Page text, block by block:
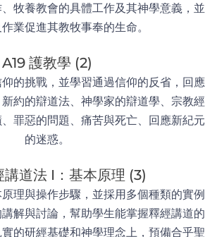
牧養教會的具體工作及其神學意義，並
業促進其教牧事奉的生命。
A19 護教學 (2)
的挑戰，並學習通過信仰的反省，回應
約的辯道法、神學家的辯道學、宗教經
罪惡的問題、痛苦與死亡、回應新紀元
的迷惑。
講道法 I：基本原理 (3)
理與操作步驟，並採用多個種類的實例
解與討論，幫助學生能掌握釋經講道的
的研經基礎和神學理念上，預備合乎聖